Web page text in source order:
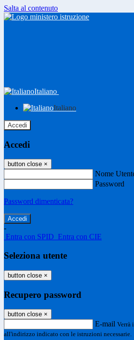
Salta al contenuto
Italiano
Italiano
Accedi
Accedi
button close ×
Nome
Password
Password dimenticata?
-
Entra con SPID Entra con CIE
Seleziona utente
button close ×
Recupero password
button close ×
E-mail Verrà
all'indirizzo indicato con le istruzioni necessarie.